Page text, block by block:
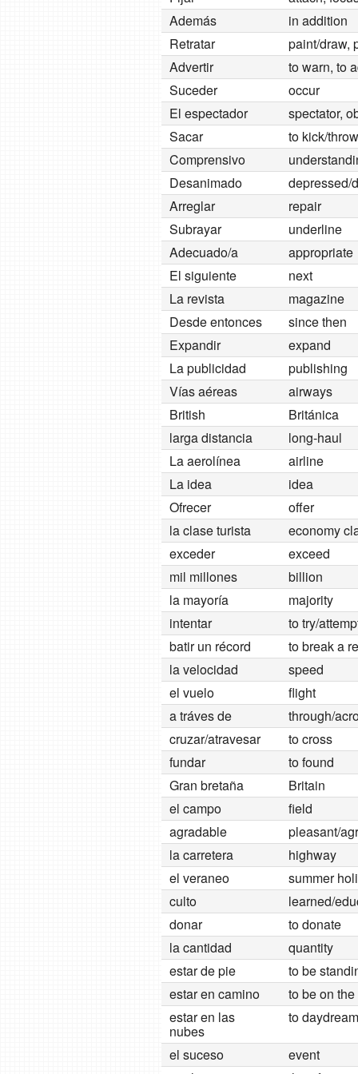
Además
in addition
Retratar
paint/draw,
Advertir
to warn, to
Suceder
occur
El espectador
spectator,
Sacar
to kick/
Comprensivo
Desanimado
depressed/
Arreglar
repair
Subrayar
underline
Adecuado/a
appropriate
El siguiente
next
La revista
magazine
Desde entonces
since then
Expandir
expand
La publicidad
publishing
Vías aéreas
airways
British
Británica
larga distancia
long-haul
La aerolínea
airline
La idea
idea
Ofrecer
offer
la clase turista
economy
exceder
exceed
mil millones
billion
la mayoría
majority
intentar
to try/
batir un récord
to break a
la velocidad
speed
el vuelo
flight
a tráves de
through/
cruzar/atravesar
to cross
fundar
to found
Gran bretaña
Britain
el campo
field
agradable
pleasant/
la carretera
highway
el veraneo
summer
culto
learned/
donar
to donate
la cantidad
quantity
estar de pie
to be
estar en camino
to be on
estar en las
nubes
to daydream
el suceso
event